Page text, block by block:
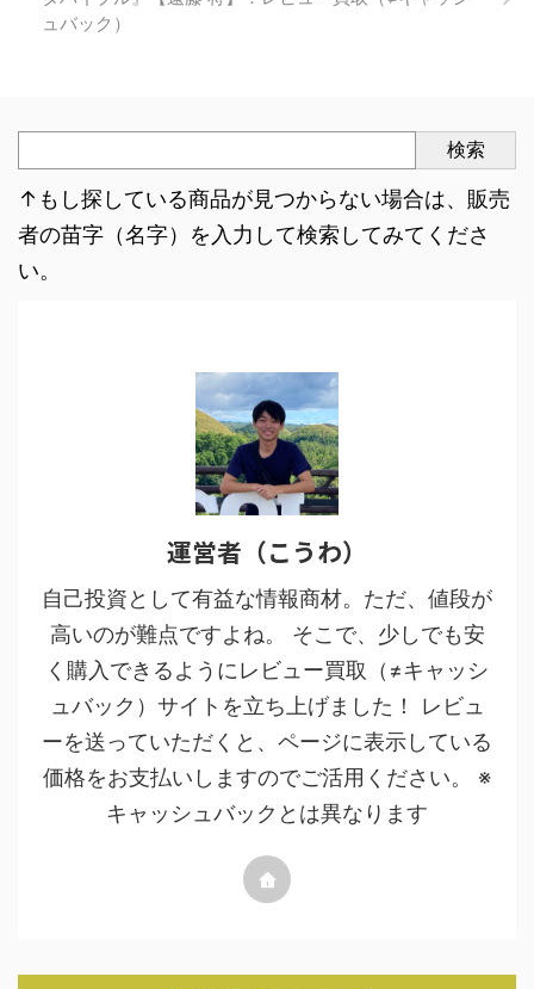
ュバック）
検索
↑もし探している商品が見つからない場合は、販売
者の苗字（名字）を入力して検索してみてくださ
い。
運営者（こうわ）
自己投資として有益な情報商材。ただ、値段が
高いのが難点ですよね。 そこで、少しでも安
く購入できるようにレビュー買取（≠キャッシ
ュバック）サイトを立ち上げました！ レビュ
ーを送っていただくと、ページに表示している
価格をお支払いしますのでご活用ください。 ※
キャッシュバックとは異なります